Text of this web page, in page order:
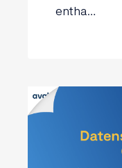
entha…